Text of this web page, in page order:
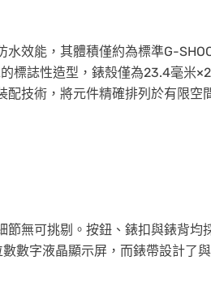
效能，其體積僅約為標準G-
標誌性造型，錶殼僅為23.4毫米
技術，將元件精確排列於有限空
無可挑剔。按鈕、錶扣與錶背均
數字液晶顯示屏，而錶帶設計了